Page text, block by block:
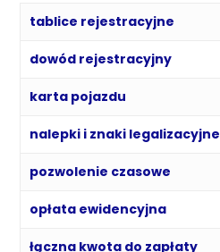
tablice rejestracyjne
dowód rejestracyjny
karta pojazdu
nalepki i znaki legalizacyjne
pozwolenie czasowe
opłata ewidencyjna
łączna kwota do zapłaty